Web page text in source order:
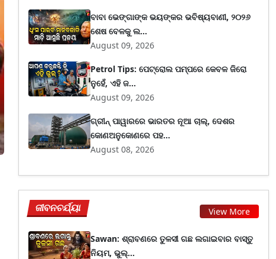
ବାବା ଭେଙ୍ଗାଙ୍କ ଭୟଙ୍କର ଭବିଷ୍ୟବାଣୀ, ୨୦୨୬
ଶେଷ ବେଳକୁ ଲ...
August 09, 2026
Petrol Tips: ପେଟ୍ରୋଲ ପମ୍ପରେ କେବଳ ଜିରୋ
ନୁହେଁ, ଏହି ଜ...
August 09, 2026
ଗ୍ରୀନ୍ ପାୱାରରେ ଭାରତର ନୂଆ ଚାଲ୍, ଦେଶର
କୋଣଅନୁକୋଣରେ ପହ...
August 08, 2026
ଜୀବନଚର୍ଯ୍ୟା View More
Sawan: ଶ୍ରାବଣରେ ତୁଳସୀ ଗଛ ଲଗାଇବାର ବାସ୍ତୁ
ନିୟମ, ଭୁଲ୍...